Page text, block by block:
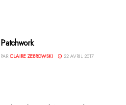
Patchwork
PAR CLAIRE ZEBROWSKI 22 AVRIL 2017